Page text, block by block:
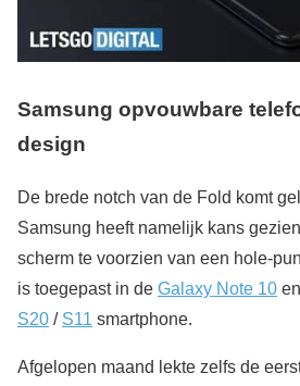
Samsung opvouwbare
design
De brede notch van de Fold komt
Samsung heeft namelijk kans
scherm te voorzien van een hole-
is toegepast in de Galaxy Note 10
S20 / S11 smartphone.
Afgelopen maand lekte zelfs de